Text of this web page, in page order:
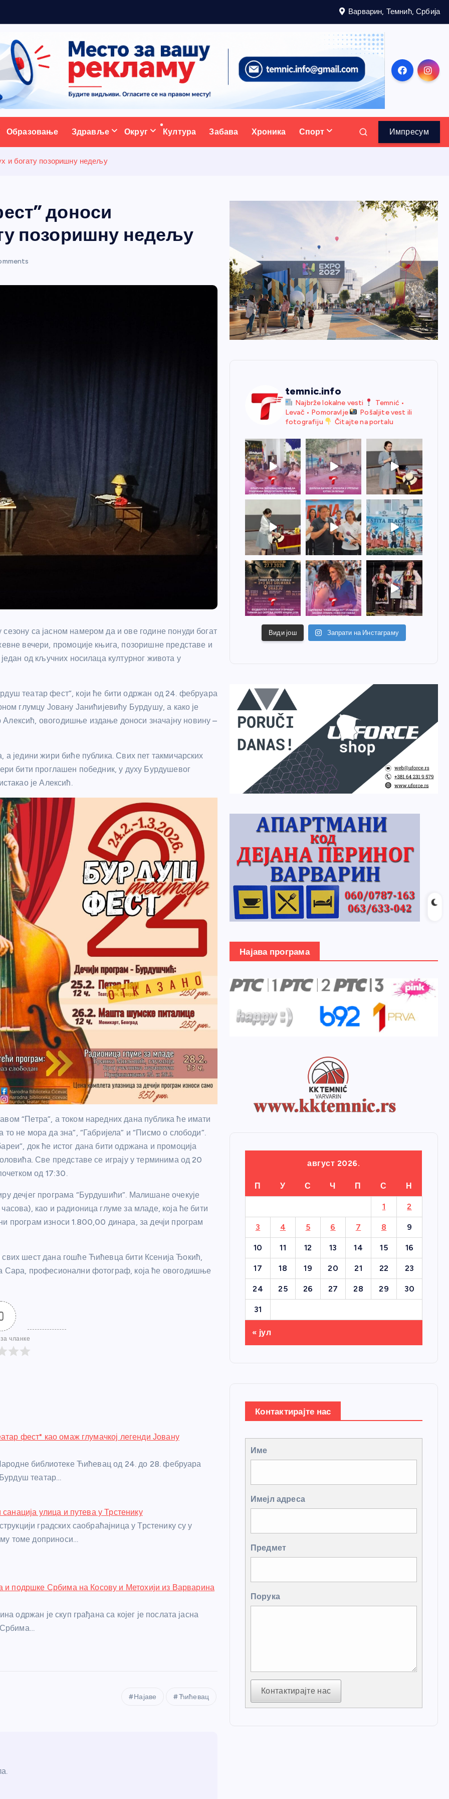
Варварин, Темнић, Србија
портал
Образовање Здравље Округ Култура Забава Хроника Спорт Импресум
и богату позоришну недељу
доноси
позоришну недељу
са јасном намером да и ове године понуди богат
вечери, промоције књига, позоришне представе и
од кључних носилаца културног живота у
театар фест”, који ће бити одржан од 24. фебруара
глумцу Јовану Јанићијевићу Бурдушу, а како је
овогодишње издање доноси значајну новину –
једини жири биће публика. Свих пет такмичарских
бити проглашен победник, у духу Бурдушевог
је Алексић.
“Петра”, а током наредних дана публика ће имати
не мора да зна”, “Габријела” и “Писмо о слободи”.
док ће истог дана бити одржана и промоција
Све представе се играју у терминима од 20
од 17:30.
дечјег програма “Бурдушићи”. Малишане очекује
као и радионица глуме за младе, која ће бити
програм износи 1.800,00 динара, за дечји програм
шест дана гошће Ћићевца бити Ксенија Ђокић,
Сара, професионални фотограф, која ће овогодишње
чланке
фест" као омаж глумачкој легенди Јовану
библиотеке Ћићевац од 24. до 28. фебруара
театар…
санација улица и путева у Трстенику
градских саобраћајница у Трстенику су у
томе доприноси…
и подршке Србима на Косову и Метохији из Варварина
одржан је скуп грађана са којег је послата јасна
Најаве Ћићевац
temnic.info
Najbrže lokalne vesti
Temnić •
Levač • Pomoravlje
Pošaljite vest ili
fotografiju
Čitajte na portalu
Види још Запрати на Инстаграму
Најава програма
август 2026.
П У С Ч П С Н
1 2
3 4 5 6 7 8 9
10 11 12 13 14 15 16
17 18 19 20 21 22 23
24 25 26 27 28 29 30
31
« јул
Контактирајте нас
Име
Имејл адреса
Предмет
Порука
Контактирајте нас